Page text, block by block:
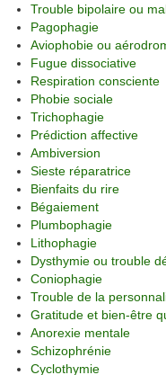
Trouble bipolaire ou
Pagophagie
Aviophobie ou
Fugue dissociative
Respiration consciente
Phobie sociale
Trichophagie
Prédiction affective
Ambiversion
Sieste réparatrice
Bienfaits du rire
Bégaiement
Plumbophagie
Lithophagie
Dysthymie ou trouble
Coniophagie
Trouble de la
Gratitude et bien-être
Anorexie mentale
Schizophrénie
Cyclothymie